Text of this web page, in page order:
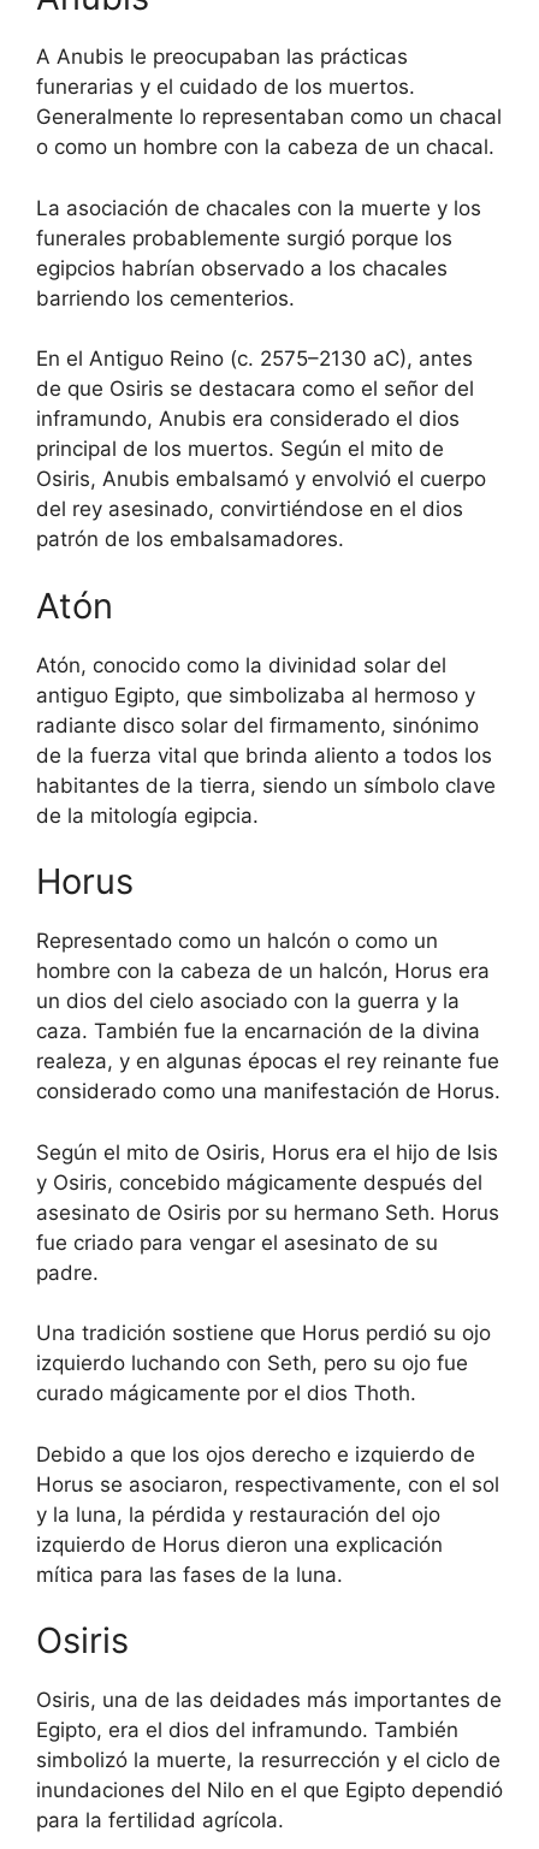
A Anubis le preocupaban las prácticas
funerarias y el cuidado de los muertos.
Generalmente lo representaban como un chacal
o como un hombre con la cabeza de un chacal.
La asociación de chacales con la muerte y los
funerales probablemente surgió porque los
egipcios habrían observado a los chacales
barriendo los cementerios.
En el Antiguo Reino (c. 2575–2130 aC), antes
de que Osiris se destacara como el señor del
inframundo, Anubis era considerado el dios
principal de los muertos. Según el mito de
Osiris, Anubis embalsamó y envolvió el cuerpo
del rey asesinado, convirtiéndose en el dios
patrón de los embalsamadores.
Atón
Atón, conocido como la divinidad solar del
antiguo Egipto, que simbolizaba al hermoso y
radiante disco solar del firmamento, sinónimo
de la fuerza vital que brinda aliento a todos los
habitantes de la tierra, siendo un símbolo clave
de la mitología egipcia.
Horus
Representado como un halcón o como un
hombre con la cabeza de un halcón, Horus era
un dios del cielo asociado con la guerra y la
caza. También fue la encarnación de la divina
realeza, y en algunas épocas el rey reinante fue
considerado como una manifestación de Horus.
Según el mito de Osiris, Horus era el hijo de Isis
y Osiris, concebido mágicamente después del
asesinato de Osiris por su hermano Seth. Horus
fue criado para vengar el asesinato de su
padre.
Una tradición sostiene que Horus perdió su ojo
izquierdo luchando con Seth, pero su ojo fue
curado mágicamente por el dios Thoth.
Debido a que los ojos derecho e izquierdo de
Horus se asociaron, respectivamente, con el sol
y la luna, la pérdida y restauración del ojo
izquierdo de Horus dieron una explicación
mítica para las fases de la luna.
Osiris
Osiris, una de las deidades más importantes de
Egipto, era el dios del inframundo. También
simbolizó la muerte, la resurrección y el ciclo de
inundaciones del Nilo en el que Egipto dependió
para la fertilidad agrícola.